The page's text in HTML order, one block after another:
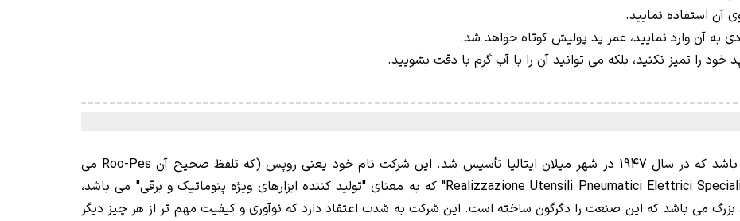
آن استفاده نمایید.
به آن وارد نمایید، عمر پد پولیش کوتاه خواهد شد.
خود را تمیز نکنید، بلکه می توانید آن را با آب گرم با دقت بشویید.
شرکت خانوادگی می باشد که در سال 1947 در شهر میلان ایتالیا تأسیس شد. این شرکت نام خود یعنی روپس (که تلفظ صحیح آن Roo-Pes می
باشد) را از ابتدای کلمات این عبارت ایتالیایی "Realizzazione Utensili Pneumatici Elettrici Speciali" که به معنای "تولید کننده ابزارهای ویژه پنوماتیک و برقی" می باشد،
بزرگ می باشد که این صنعت را دگرگون ساخته است. این شرکت به شدت اعتقاد دارد که نوآوری و کیفیت مهم تر از هر چیز دیگر